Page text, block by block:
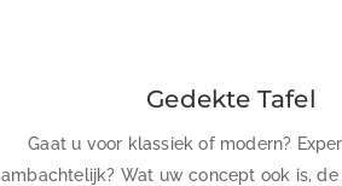
Gedekte Tafel
Gaat u voor klassiek of modern?
ambachtelijk? Wat uw concept ook is,